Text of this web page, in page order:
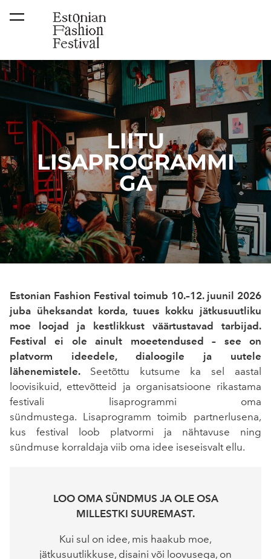
lisati ostukorvi.
LIITU
LISAPROGRAMMI
GA
Estonian Fashion Festival toimub 10.–12. juunil 2026
juba üheksandat korda, tuues kokku jätkusuutliku
moe loojad ja kestlikkust väärtustavad tarbijad.
Festival ei ole ainult moeetendused – see on
platvorm ideedele, dialoogile ja uutele
lähenemistele. Seetõttu kutsume ka sel aastal
loovisikuid, ettevõtteid ja organisatsioone rikastama
festivali lisaprogrammi oma
sündmustega. Lisaprogramm toimib partnerlusena,
kus festival loob platvormi ja nähtavuse ning
sündmuse korraldaja viib oma idee iseseisvalt ellu.
LOO OMA SÜNDMUS JA OLE OSA
MILLESTKI SUUREMAST.
Kui sul on idee, mis haakub moe,
jätkusuutlikkuse, disaini või loovusega, on